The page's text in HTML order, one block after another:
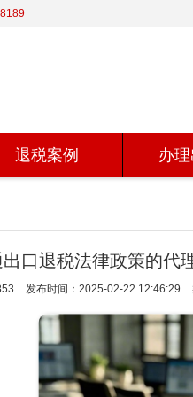
退税案例 办
口退税法律政策的代
发布时间：2025-02-22 12:46:29